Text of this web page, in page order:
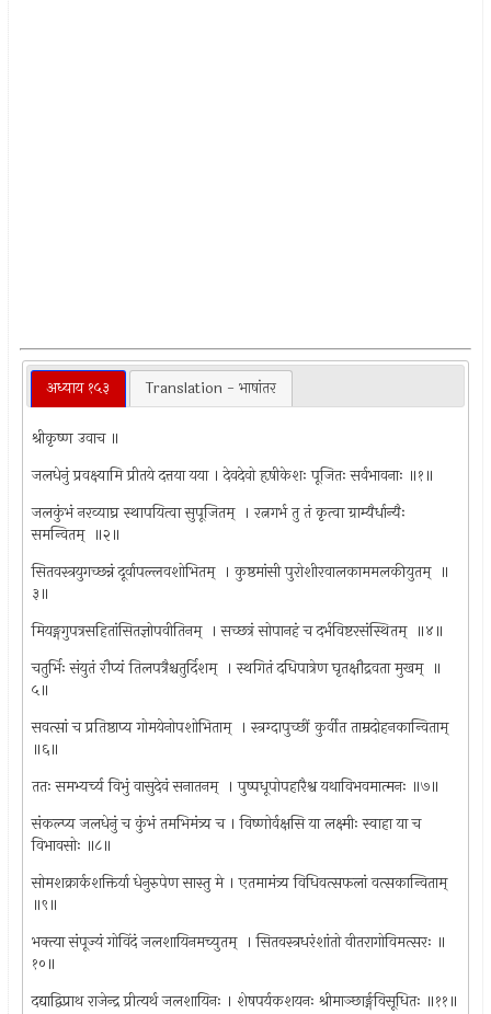
अध्याय १५३ Translation - भाषांतर
श्रीकृष्ण उवाच ॥
जलधेनुं प्रवक्ष्यामि प्रीतये दत्तया यया । देवदेवो हृषीकेशः पूजितः सर्वभावनाः ॥१॥
जलकुंभं नरव्याघ्र स्थापयित्वा सुपूजितम् ‍ । रत्नगर्भ तु तं कृत्वा ग्राम्यैर्धान्यैः
समन्वितम् ‍ ॥२॥
सितवस्त्रयुगच्छन्नं दूर्वापल्लवशोभितम् ‍ । कुष्ठमांसी पुरोशीरवालकाममलकीयुतम् ‍ ॥
३॥
मियङ्गगुपत्रसहितांसितज्ञोपवीतिनम् ‍ । सच्छत्रं सोपानहं च दर्भविष्टरसंस्थितम् ‍ ॥४॥
चतुर्भिः संयुतं रौप्यं तिलपत्रैश्चतुर्दिशम् ‍ । स्थगितं दधिपात्रेण घृतक्षौद्रवता मुखम् ‍ ॥
५॥
सवत्सां च प्रतिष्ठाप्य गोमयेनोपशोभिताम् ‍ । स्त्रग्दापुच्छीं कुर्वीत ताम्रदोहनकान्विताम् ‍
॥६॥
ततः समभ्यर्च्य विभुं वासुदेवं सनातनम् ‍ । पुष्पधूपोपहारैश्व यथाविभवमात्मनः ॥७॥
संकल्प्य जलधेनुं च कुंभं तमभिमंत्र्य च । विष्णोर्वक्षसि या लक्ष्मीः स्वाहा या च
विभावसोः ॥८॥
सोमशक्रार्कशक्तिर्या धेनुरुपेण सास्तु मे । एतमामंत्र्य विधिवत्सफलां वत्सकान्विताम् ‍
॥९॥
भक्त्या संपूज्यं गोविंदं जलशायिनमच्युतम् ‍ । सितवस्त्रधरंशांतो वीतरागोविमत्सरः ॥
१०॥
दद्याद्विप्राथ राजेन्द्र प्रीत्यर्थ जलशायिनः । शेषपर्यकशयनः श्रीमाञ्छार्ङ्गविसूधितः ॥११॥